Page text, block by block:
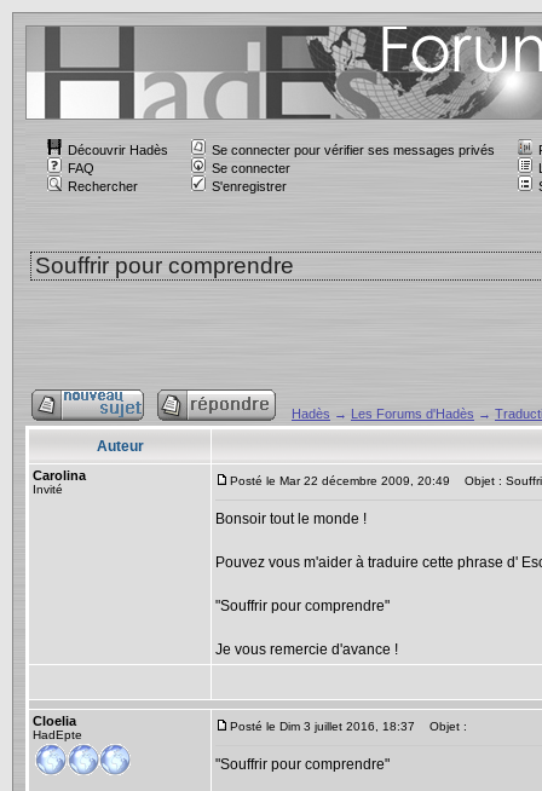
Découvrir Hadès
FAQ
Rechercher
Se connecter pour vérifier ses messages privés
Se connecter
S'enregistrer
Souffrir pour comprendre
Hadès → Les Forums d'Hadès →
Auteur
Carolina
Invité
Posté le Mar 22 décembre 2009, 20:49 Objet :
Bonsoir tout le monde !
Pouvez vous m'aider à traduire cette phrase d'
"Souffrir pour comprendre"
Je vous remercie d'avance !
Cloelia
HadEpte
Posté le Dim 3 juillet 2016, 18:37 Objet :
"Souffrir pour comprendre"